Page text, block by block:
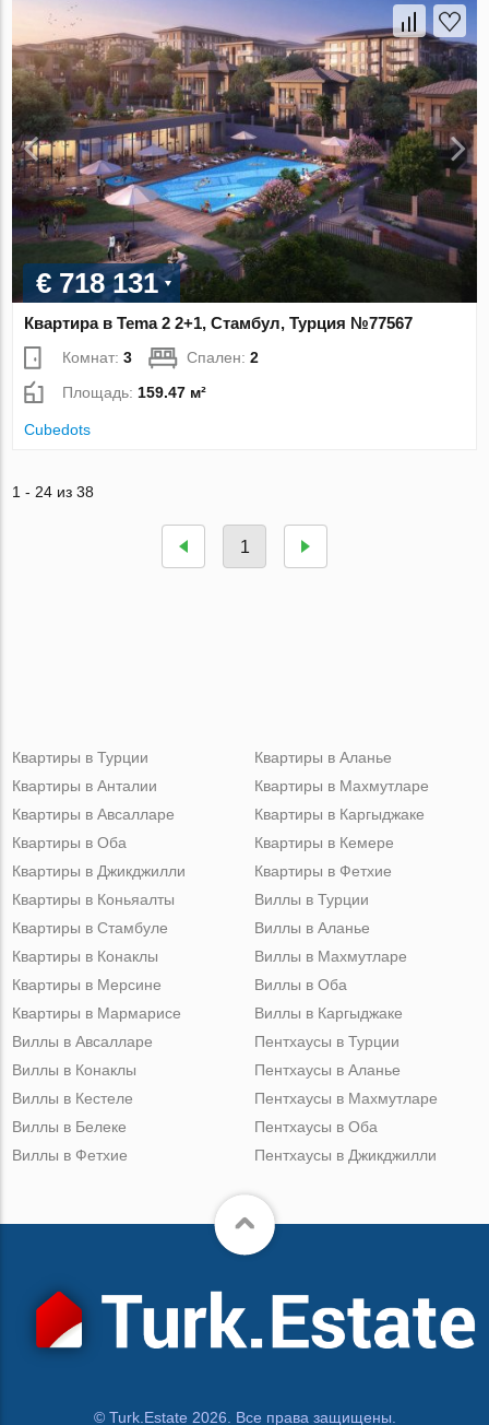
€ 718 131
Квартира в Tema 2 2+1, Стамбул, Турция №77567
Комнат:3 Спален:2
Площадь:159.47 м²
Cubedots
1 - 24 из 38
1
Квартиры в Турции
Квартиры в Анталии
Квартиры в Авсалларе
Квартиры в Оба
Квартиры в Джикджилли
Квартиры в Аланье
Квартиры в Махмутларе
Квартиры в Каргыджаке
Квартиры в Кемере
Квартиры в Фетхие
Квартиры в Коньяалты
Квартиры в Стамбуле
Квартиры в Конаклы
Квартиры в Мерсине
Квартиры в Мармарисе
Виллы в Турции
Виллы в Аланье
Виллы в Махмутларе
Виллы в Оба
Виллы в Каргыджаке
Виллы в Авсалларе
Виллы в Конаклы
Виллы в Кестеле
Виллы в Белеке
Виллы в Фетхие
Пентхаусы в Турции
Пентхаусы в Аланье
Пентхаусы в Махмутларе
Пентхаусы в Оба
Пентхаусы в Джикджилли
© Turk.Estate 2026. Все права защищены.